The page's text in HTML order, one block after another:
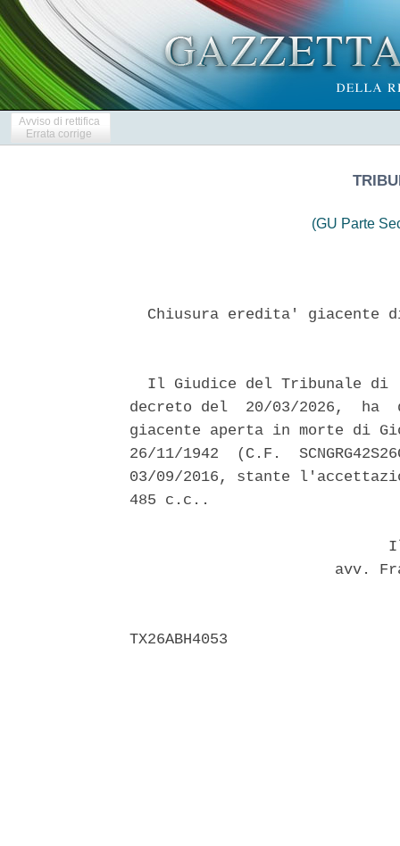
Avviso di rettifica
Errata corrige
(GU Parte
Chiusura eredita' giacente
Il Giudice del Tribunale di
decreto del  20/03/2026,
giacente aperta in morte di
26/11/1942  (C.F.
03/09/2016, stante
485 c.c..
avv.